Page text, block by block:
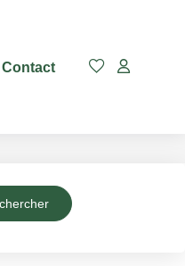
Contact